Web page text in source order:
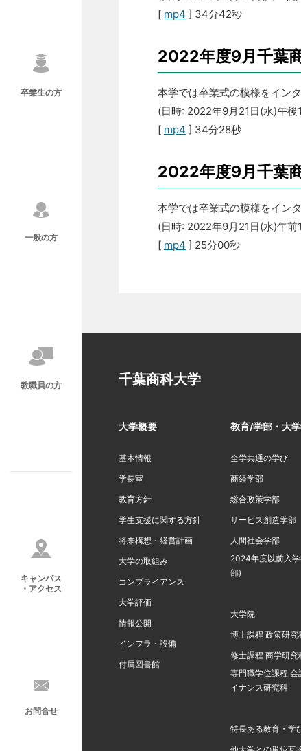
[ mp4 ] 34分42秒
2022年度9月千葉
本学では卒業式の模様をイン
(日時: 2022年9月21日(水)午
[ mp4 ] 34分28秒
2022年度9月千葉
本学では卒業式の模様をイン
(日時: 2022年9月21日(水)午前
[ mp4 ] 25分00秒
千葉商科大学
大学概要
基本情報
学長室
教育方針
学生支援に関する方針
将来構想・経営計画
大学の取組み
コンプライアンス
大学評価
情報公開
インフラ・設備
付属図書館
教育/学部・大
全学共通の学び
商経学部
総合政策学部
サービス創造学部
人間社会学部
2024年度以前入
部)
大学院
博士課程 政策研究
修士課程 商学研究
専門職学位課程 会
イナンス研究科
特長ある教育・学
卒業生の方
一般の方
教職員の方
キャンパス
・アクセス
お問合せ